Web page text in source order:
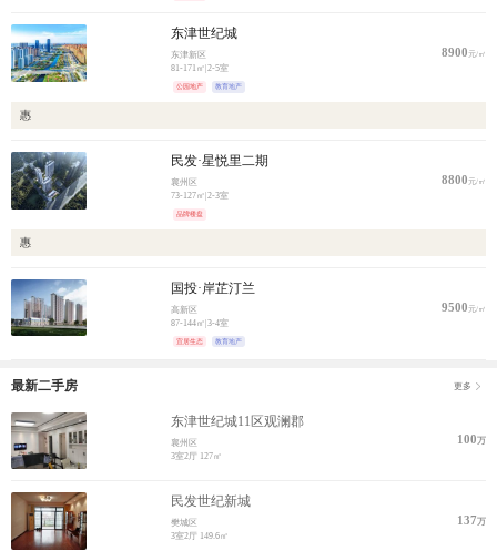
东津世纪城
东津新区 8900元/㎡
81-171㎡ 2-5室
公园地产 教育地产
惠
民发·星悦里二期
襄州区 8800元/㎡
73-127㎡ 2-3室
品牌楼盘
惠
国投·岸芷汀兰
高新区 9500元/㎡
87-144㎡ 3-4室
宜居生态 教育地产
最新二手房 更多
东津世纪城11区观澜郡
襄州区 100万
3室2厅 127㎡
民发世纪新城
樊城区 137万
3室2厅 149.6㎡